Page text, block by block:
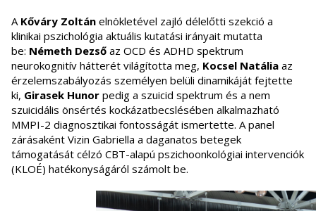
A Kőváry Zoltán elnökletével zajló délelőtti szekció a
klinikai pszichológia aktuális kutatási irányait mutatta
be: Németh Dezső az OCD és ADHD spektrum
neurokognitív hátterét világította meg, Kocsel Natália az
érzelemszabályozás személyen belüli dinamikáját fejtette
ki, Girasek Hunor pedig a szuicid spektrum és a nem
szuicidális önsértés kockázatbecslésében alkalmazható
MMPI-2 diagnosztikai fontosságát ismertette. A panel
zárásaként Vizin Gabriella a daganatos betegek
támogatását célzó CBT-alapú pszichoonkológiai intervenciók
(KLOÉ) hatékonyságáról számolt be.